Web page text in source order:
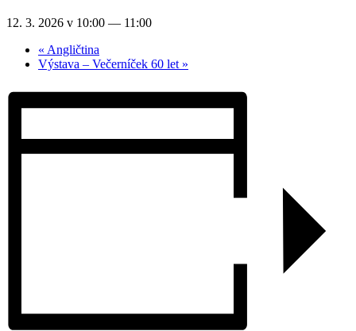
12. 3. 2026 v 10:00 — 11:00
« Angličtina
Výstava – Večerníček 60 let »